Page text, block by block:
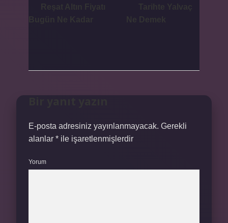
E-posta adresiniz yayınlanmayacak. Gerekli
alanlar * ile işaretlenmişlerdir
Yorum